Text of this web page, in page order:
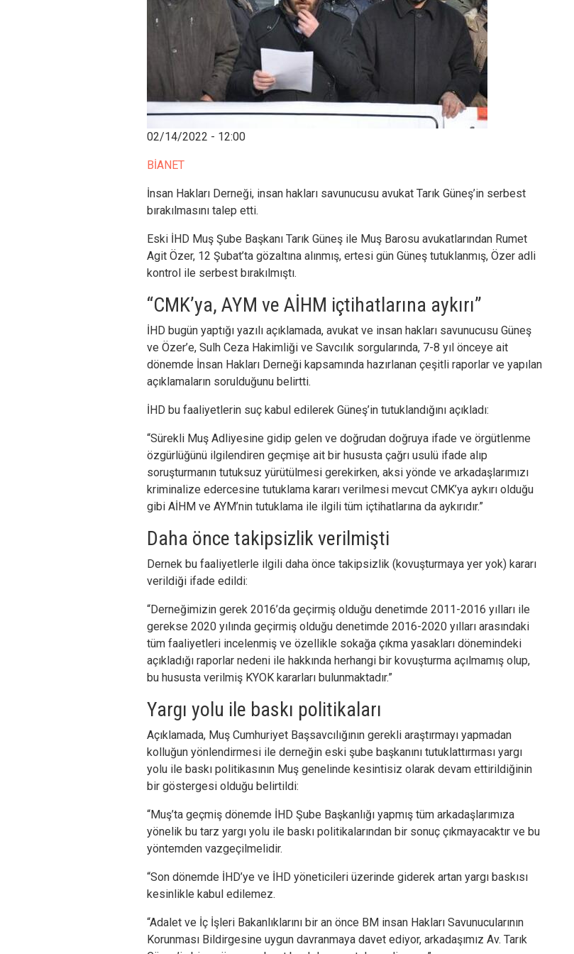
02/14/2022 - 12:00
BİANET
İnsan Hakları Derneği, insan hakları savunucusu avukat Tarık Güneş’in serbest
bırakılmasını talep etti.
Eski İHD Muş Şube Başkanı Tarık Güneş ile Muş Barosu avukatlarından Rumet
Agit Özer, 12 Şubat’ta gözaltına alınmış, ertesi gün Güneş tutuklanmış, Özer adli
kontrol ile serbest bırakılmıştı.
“CMK’ya, AYM ve AİHM içtihatlarına aykırı”
İHD bugün yaptığı yazılı açıklamada, avukat ve insan hakları savunucusu Güneş
ve Özer’e, Sulh Ceza Hakimliği ve Savcılık sorgularında, 7-8 yıl önceye ait
dönemde İnsan Hakları Derneği kapsamında hazırlanan çeşitli raporlar ve yapılan
açıklamaların sorulduğunu belirtti.
İHD bu faaliyetlerin suç kabul edilerek Güneş’in tutuklandığını açıkladı:
“Sürekli Muş Adliyesine gidip gelen ve doğrudan doğruya ifade ve örgütlenme
özgürlüğünü ilgilendiren geçmişe ait bir hususta çağrı usulü ifade alıp
soruşturmanın tutuksuz yürütülmesi gerekirken, aksi yönde ve arkadaşlarımızı
kriminalize edercesine tutuklama kararı verilmesi mevcut CMK’ya aykırı olduğu
gibi AİHM ve AYM’nin tutuklama ile ilgili tüm içtihatlarına da aykırıdır.”
Daha önce takipsizlik verilmişti
Dernek bu faaliyetlerle ilgili daha önce takipsizlik (kovuşturmaya yer yok) kararı
verildiği ifade edildi:
“Derneğimizin gerek 2016’da geçirmiş olduğu denetimde 2011-2016 yılları ile
gerekse 2020 yılında geçirmiş olduğu denetimde 2016-2020 yılları arasındaki
tüm faaliyetleri incelenmiş ve özellikle sokağa çıkma yasakları dönemindeki
açıkladığı raporlar nedeni ile hakkında herhangi bir kovuşturma açılmamış olup,
bu hususta verilmiş KYOK kararları bulunmaktadır.”
Yargı yolu ile baskı politikaları
Açıklamada, Muş Cumhuriyet Başsavcılığının gerekli araştırmayı yapmadan
kolluğun yönlendirmesi ile derneğin eski şube başkanını tutuklattırması yargı
yolu ile baskı politikasının Muş genelinde kesintisiz olarak devam ettirildiğinin
bir göstergesi olduğu belirtildi:
“Muş’ta geçmiş dönemde İHD Şube Başkanlığı yapmış tüm arkadaşlarımıza
yönelik bu tarz yargı yolu ile baskı politikalarından bir sonuç çıkmayacaktır ve bu
yöntemden vazgeçilmelidir.
“Son dönemde İHD’ye ve İHD yöneticileri üzerinde giderek artan yargı baskısı
kesinlikle kabul edilemez.
“Adalet ve İç İşleri Bakanlıklarını bir an önce BM insan Hakları Savunucularının
Korunması Bildirgesine uygun davranmaya davet ediyor, arkadaşımız Av. Tarık